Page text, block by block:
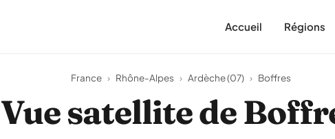
Accueil Régions
France › Rhône-Alpes › Ardèche (07) › Boffres
Vue satellite de